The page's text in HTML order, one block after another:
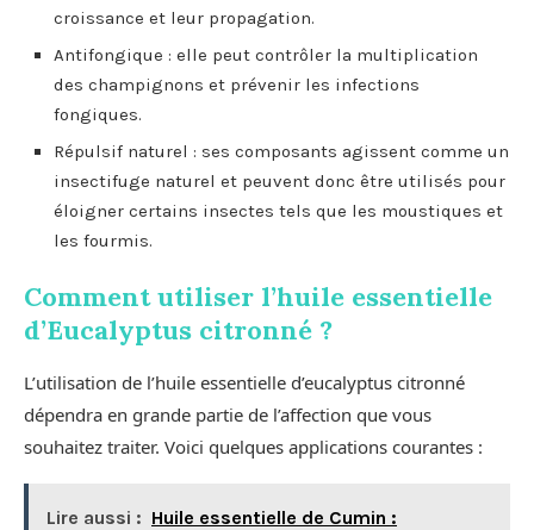
croissance et leur propagation.
Antifongique : elle peut contrôler la multiplication
des champignons et prévenir les infections
fongiques.
Répulsif naturel : ses composants agissent comme un
insectifuge naturel et peuvent donc être utilisés pour
éloigner certains insectes tels que les moustiques et
les fourmis.
Comment utiliser l’huile essentielle
d’Eucalyptus citronné ?
L’utilisation de l’huile essentielle d’eucalyptus citronné
dépendra en grande partie de l’affection que vous
souhaitez traiter. Voici quelques applications courantes :
Lire aussi : Huile essentielle de Cumin :